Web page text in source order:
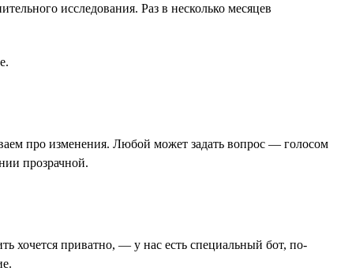
исследования. Раз в несколько месяцев
про изменения. Любой может задать вопрос — голосом
прозрачной.
хочется приватно, — у нас есть специальный бот, по-